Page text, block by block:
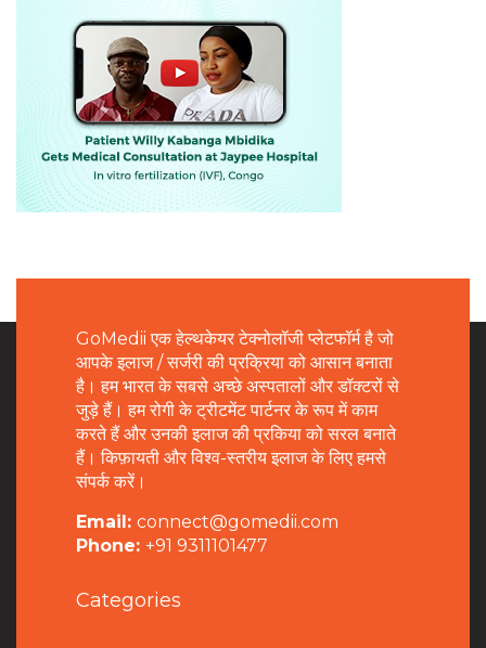
GoMedii एक हेल्थकेयर टेक्नोलॉजी प्लेटफॉर्म है जो
आपके इलाज / सर्जरी की प्रक्रिया को आसान बनाता
है। हम भारत के सबसे अच्छे अस्पतालों और डॉक्टरों से
जुड़े हैं। हम रोगी के ट्रीटमेंट पार्टनर के रूप में काम
करते हैं और उनकी इलाज की प्रकिया को सरल बनाते
हैं। किफ़ायती और विश्व-स्तरीय इलाज के लिए हमसे
संपर्क करें।
Email: connect@gomedii.com
Phone: +91 9311101477
Categories